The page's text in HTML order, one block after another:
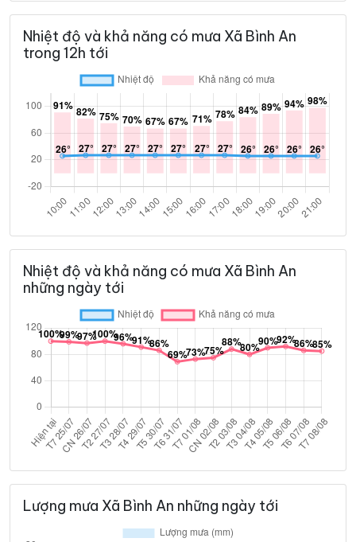
Nhiệt độ và khả năng có mưa Xã Bình An
trong 12h tới
Nhiệt độ và khả năng có mưa Xã Bình An
những ngày tới
Lượng mưa Xã Bình An những ngày tới